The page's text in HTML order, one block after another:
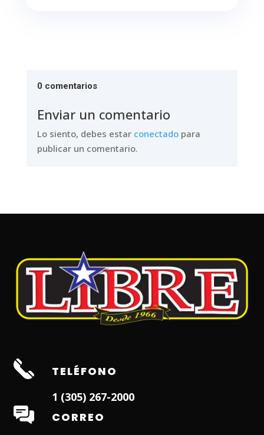
0 comentarios
Enviar un comentario
Lo siento, debes estar conectadopara
publicar un comentario.
TELÉFONO
1 (305) 267-2000
CORREO